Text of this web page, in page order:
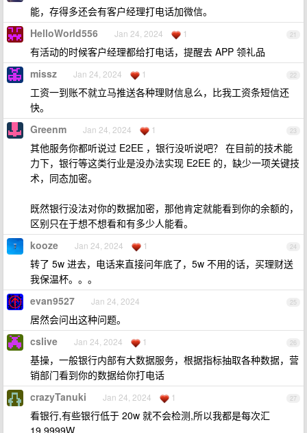
能，存得多还会有客户经理打电话加微信。
21
HelloWorld556 Jan 24, 2024 1
有活动的时候客户经理都给打电话，提醒去 APP 领礼品
22
missz Jan 24, 2024 1
工资一到账不就立马推送各种理财信息么，比我工资条短信还
快。
23
Greenm Jan 24, 2024 1
其他服务你都听说过 E2EE ，银行没听说吧？ 在目前的技术能
力下，银行等这类行业是没办法实现 E2EE 的，缺少一项关键技
术，同态加密。
既然银行没法对你的数据加密，那他肯定就能看到你的余额的，
区别只在于想不想看和有多少人能看。
24
kooze Jan 24, 2024 1
转了 5w 进去，电话来直接问年底了，5w 不用的话，买理财送
我保温杯。。。
25
evan9527 Jan 24, 2024
居然会问出这种问题。
26
cslive Jan 24, 2024 1
基操，一般银行内部有大数据服务，根据指标抽取各种数据，营
销部门看到你的数据给你打电话
27
crazyTanuki Jan 24, 2024 1
看银行,有些银行低于 20w 就不会检测,所以我都是每次汇
19.9999W